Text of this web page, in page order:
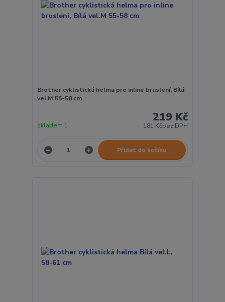
Brother cyklistická helma pro inline bruslení, Bílá
vel.M 55-58 cm
219 Kč
181 Kčbez DPH
skladem 1
Přidat do košíku